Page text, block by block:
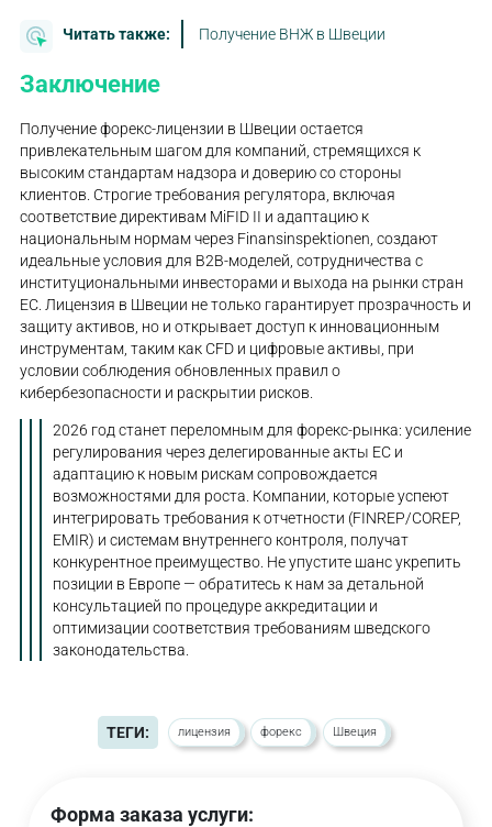
Читать также: Получение ВНЖ в Швеции
Заключение
Получение форекс-лицензии в Швеции остается
привлекательным шагом для компаний, стремящихся к
высоким стандартам надзора и доверию со стороны
клиентов. Строгие требования регулятора, включая
соответствие директивам MiFID II и адаптацию к
национальным нормам через Finansinspektionen, создают
идеальные условия для B2B-моделей, сотрудничества с
институциональными инвесторами и выхода на рынки стран
ЕС. Лицензия в Швеции не только гарантирует прозрачность и
защиту активов, но и открывает доступ к инновационным
инструментам, таким как CFD и цифровые активы, при
условии соблюдения обновленных правил о
кибербезопасности и раскрытии рисков.
2026 год станет переломным для форекс-рынка: усиление
регулирования через делегированные акты ЕС и
адаптацию к новым рискам сопровождается
возможностями для роста. Компании, которые успеют
интегрировать требования к отчетности (FINREP/COREP,
EMIR) и системам внутреннего контроля, получат
конкурентное преимущество. Не упустите шанс укрепить
позиции в Европе — обратитесь к нам за детальной
консультацией по процедуре аккредитации и
оптимизации соответствия требованиям шведского
законодательства.
ТЕГИ: лицензия форекс Швеция
Форма заказа услуги: